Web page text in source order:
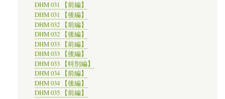
DHM 031 【前編】
DHM 031 【後編】
DHM 032 【前編】
DHM 032 【後編】
DHM 033 【前編】
DHM 033 【後編】
DHM 033 【特別編】
DHM 034 【前編】
DHM 034 【後編】
DHM 035 【前編】